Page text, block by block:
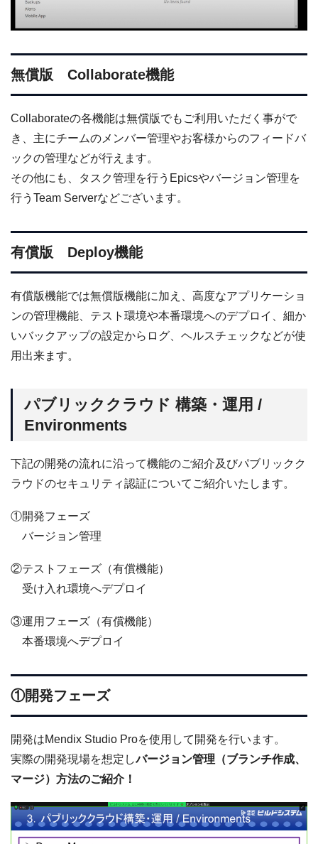
無償版 Collaborate機能
Collaborateの各機能は無償版でもご利用いただく事がで
き、主にチームのメンバー管理やお客様からのフィードバ
ックの管理などが行えます。
その他にも、タスク管理を行うEpicsやバージョン管理を
行うTeam Serverなどございます。
有償版 Deploy機能
有償版機能では無償版機能に加え、高度なアプリケーショ
ンの管理機能、テスト環境や本番環境へのデプロイ、細か
いバックアップの設定からログ、ヘルスチェックなどが使
用出来ます。
パブリッククラウド 構築・運用 /
Environments
下記の開発の流れに沿って機能のご紹介及びパブリックク
ラウドのセキュリティ認証についてご紹介いたします。
①開発フェーズ
バージョン管理
②テストフェーズ（有償機能）
受け入れ環境へデプロイ
③運用フェーズ（有償機能）
本番環境へデプロイ
①開発フェーズ
開発はMendix Studio Proを使用して開発を行います。
実際の開発現場を想定しバージョン管理（ブランチ作成、
マージ）方法のご紹介！